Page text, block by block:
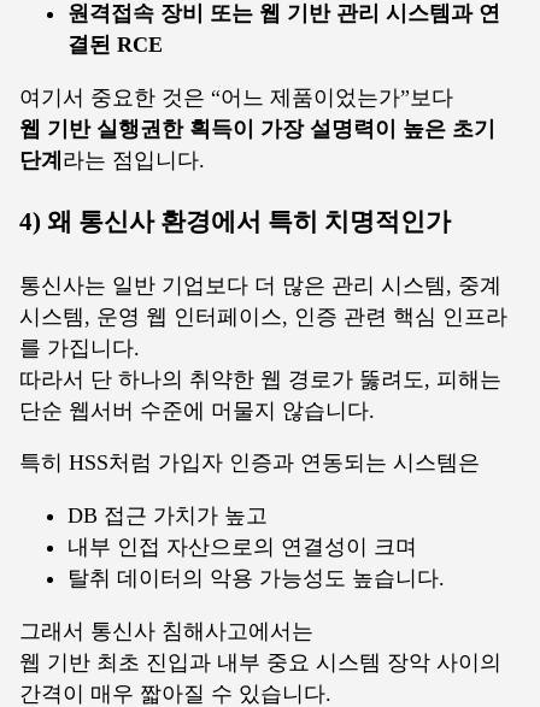
원격접속 장비 또는 웹 기반 관리 시스템과 연
결된 RCE
여기서 중요한 것은 “어느 제품이었는가”보다
웹 기반 실행권한 획득이 가장 설명력이 높은 초기
단계 라는 점입니다.
4) 왜 통신사 환경에서 특히 치명적인가
통신사는 일반 기업보다 더 많은 관리 시스템, 중계
시스템, 운영 웹 인터페이스, 인증 관련 핵심 인프라
를 가집니다.
따라서 단 하나의 취약한 웹 경로가 뚫려도, 피해는
단순 웹서버 수준에 머물지 않습니다.
특히 HSS처럼 가입자 인증과 연동되는 시스템은
DB 접근 가치가 높고
내부 인접 자산으로의 연결성이 크며
탈취 데이터의 악용 가능성도 높습니다.
그래서 통신사 침해사고에서는
웹 기반 최초 진입과 내부 중요 시스템 장악 사이의
간격이 매우 짧아질 수 있습니다.